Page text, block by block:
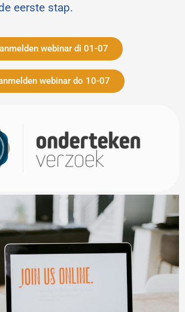
eerste stap.
webinar di 01-07
webinar do 10-07